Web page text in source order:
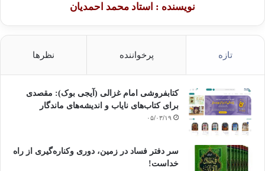
نویسنده : استاد محمد احمدیان
تازه پرخواننده نظرها
کتابفروشی امام غزالی (آیجی بوک): مقصدی
برای کتاب‌های نایاب و اندیشه‌های ماندگار
۰۵/۰۳/۱۹
سر دفتر فساد در زمین‌، دوری وکناره‌گیری از راه
خداست‌!